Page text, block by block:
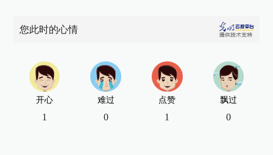
您此时的心情
开心
1
难过
0
点赞
1
飘过
0